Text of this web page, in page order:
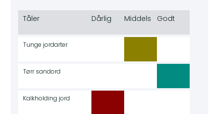
Tåler Dårlig Middels Godt
Tunge jordarter
Tørr sandord
Kalkholding jord